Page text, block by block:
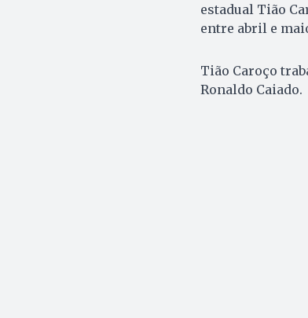
estadual Tião
entre abril e
Tião Caroço
Ronaldo Caiado.